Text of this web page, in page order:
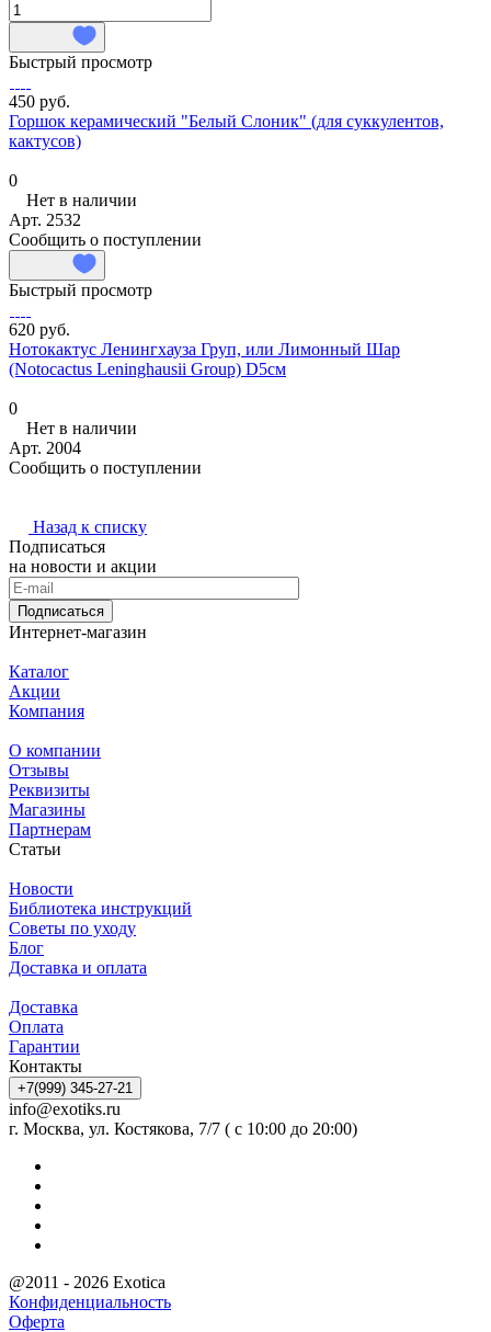
Быстрый просмотр
450 руб.
Горшок керамический "Белый Слоник" (для суккулентов,
кактусов)
0
Нет в наличии
Арт. 2532
Сообщить о поступлении
Быстрый просмотр
620 руб.
Нотокактус Ленингхауза Груп, или Лимонный Шар
(Notocactus Leninghausii Group) D5см
0
Нет в наличии
Арт. 2004
Сообщить о поступлении
Назад к списку
Подписаться
на новости и акции
Подписаться
Интернет-магазин
Каталог
Акции
Компания
О компании
Отзывы
Реквизиты
Магазины
Партнерам
Статьи
Новости
Библиотека инструкций
Советы по уходу
Блог
Доставка и оплата
Доставка
Оплата
Гарантии
Контакты
+7(999) 345-27-21
info@exotiks.ru
г. Москва, ул. Костякова, 7/7 ( с 10:00 до 20:00)
@2011 - 2026 Exotica
Конфиденциальность
Оферта